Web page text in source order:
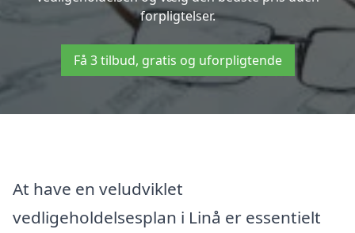
forpligtelser.
Få 3 tilbud, gratis og uforpligtende
At have en veludviklet
vedligeholdelsesplan i Linå er essentielt